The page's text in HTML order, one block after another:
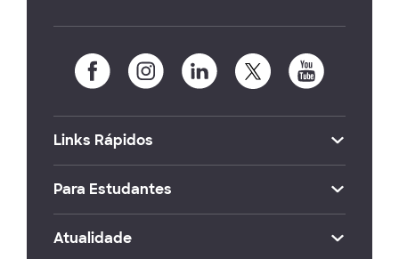
Links Rápidos
Para Estudantes
Atualidade